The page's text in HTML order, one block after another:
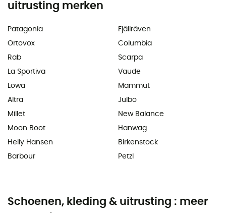
uitrusting merken
Patagonia
Ortovox
Rab
La Sportiva
Lowa
Altra
Millet
Moon Boot
Helly Hansen
Barbour
Fjällräven
Columbia
Scarpa
Vaude
Mammut
Julbo
New Balance
Hanwag
Birkenstock
Petzl
Schoenen, kleding & uitrusting : meer